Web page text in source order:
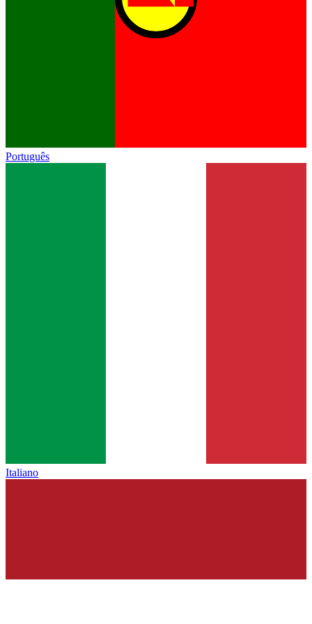
Português
Italiano